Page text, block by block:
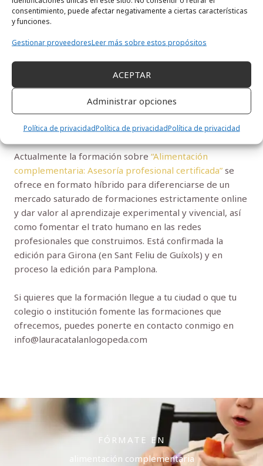
consentimiento, puede afectar negativamente a ciertas características
y funciones.
Gestionar proveedoresLeer más sobre estos propósitos
ACEPTAR
Administrar opciones
Política de privacidadPolítica de privacidadPolítica de privacidad
colegios profesionales exigen.
Si formas parte del COIB, te invito a revisar el catálogo
para tu desarrollo. Para el resto de colectivos
profesionales a los que va dirigida la formación con
acceso a los CCFCPS, seguimos trabajando en reforzar
estas relaciones para que todos se puedan beneficiar de
condiciones favorables en la matrícula.
Actualmente la formación sobre “Alimentación
complementaria: Asesoría profesional certificada” se
ofrece en formato híbrido para diferenciarse de un
mercado saturado de formaciones estrictamente online
y dar valor al aprendizaje experimental y vivencial, así
como fomentar el trato humano en las redes
profesionales que construimos. Está confirmada la
edición para Girona (en Sant Feliu de Guíxols) y en
proceso la edición para Pamplona.
Si quieres que la formación llegue a tu ciudad o que tu
colegio o institución fomente las formaciones que
ofrecemos, puedes ponerte en contacto conmigo en
info@lauracatalanlogopeda.com
FÓRMATE EN
alimentación complementaria